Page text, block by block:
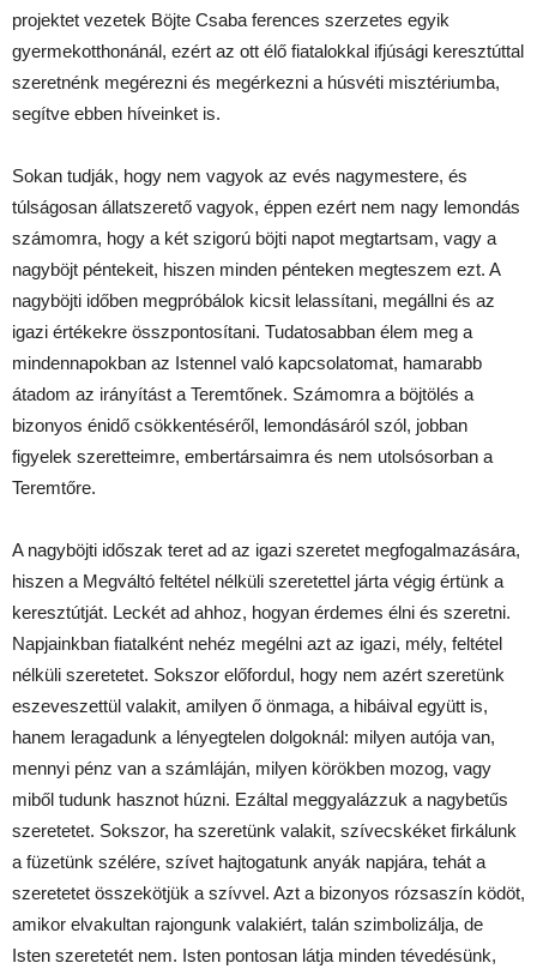
projektet vezetek Böjte Csaba ferences szerzetes egyik
gyermekotthonánál, ezért az ott élő fiatalokkal ifjúsági keresztúttal
szeretnénk megérezni és megérkezni a húsvéti misztériumba,
segítve ebben híveinket is.
Sokan tudják, hogy nem vagyok az evés nagymestere, és
túlságosan állatszerető vagyok, éppen ezért nem nagy lemondás
számomra, hogy a két szigorú böjti napot megtartsam, vagy a
nagyböjt péntekeit, hiszen minden pénteken megteszem ezt. A
nagyböjti időben megpróbálok kicsit lelassítani, megállni és az
igazi értékekre összpontosítani. Tudatosabban élem meg a
mindennapokban az Istennel való kapcsolatomat, hamarabb
átadom az irányítást a Teremtőnek. Számomra a böjtölés a
bizonyos énidő csökkentéséről, lemondásáról szól, jobban
figyelek szeretteimre, embertársaimra és nem utolsósorban a
Teremtőre.
A nagyböjti időszak teret ad az igazi szeretet megfogalmazására,
hiszen a Megváltó feltétel nélküli szeretettel járta végig értünk a
keresztútját. Leckét ad ahhoz, hogyan érdemes élni és szeretni.
Napjainkban fiatalként nehéz megélni azt az igazi, mély, feltétel
nélküli szeretetet. Sokszor előfordul, hogy nem azért szeretünk
eszeveszettül valakit, amilyen ő önmaga, a hibáival együtt is,
hanem leragadunk a lényegtelen dolgoknál: milyen autója van,
mennyi pénz van a számláján, milyen körökben mozog, vagy
miből tudunk hasznot húzni. Ezáltal meggyalázzuk a nagybetűs
szeretetet. Sokszor, ha szeretünk valakit, szívecskéket firkálunk
a füzetünk szélére, szívet hajtogatunk anyák napjára, tehát a
szeretetet összekötjük a szívvel. Azt a bizonyos rózsaszín ködöt,
amikor elvakultan rajongunk valakiért, talán szimbolizálja, de
Isten szeretetét nem. Isten pontosan látja minden tévedésünk,